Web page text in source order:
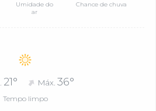
Umidade do
ar
Chance de chuva
21° Máx. 36°
Tempo limpo